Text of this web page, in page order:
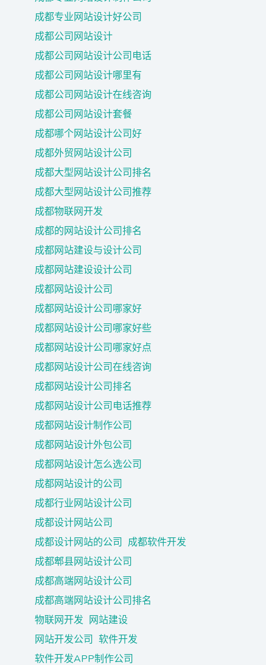
成都专业网站设计好公司
成都公司网站设计
成都公司网站设计公司电话
成都公司网站设计哪里有
成都公司网站设计在线咨询
成都公司网站设计套餐
成都哪个网站设计公司好
成都外贸网站设计公司
成都大型网站设计公司排名
成都大型网站设计公司推荐
成都物联网开发
成都的网站设计公司排名
成都网站建设与设计公司
成都网站建设设计公司
成都网站设计公司
成都网站设计公司哪家好
成都网站设计公司哪家好些
成都网站设计公司哪家好点
成都网站设计公司在线咨询
成都网站设计公司排名
成都网站设计公司电话推荐
成都网站设计制作公司
成都网站设计外包公司
成都网站设计怎么选公司
成都网站设计的公司
成都行业网站设计公司
成都设计网站公司
成都设计网站的公司 成都软件开发
成都郫县网站设计公司
成都高端网站设计公司
成都高端网站设计公司排名
物联网开发 网站建设
网站开发公司 软件开发
软件开发APP制作公司